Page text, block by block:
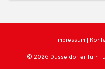
Impressum |
© 2026 Düsseldorfer Turn-